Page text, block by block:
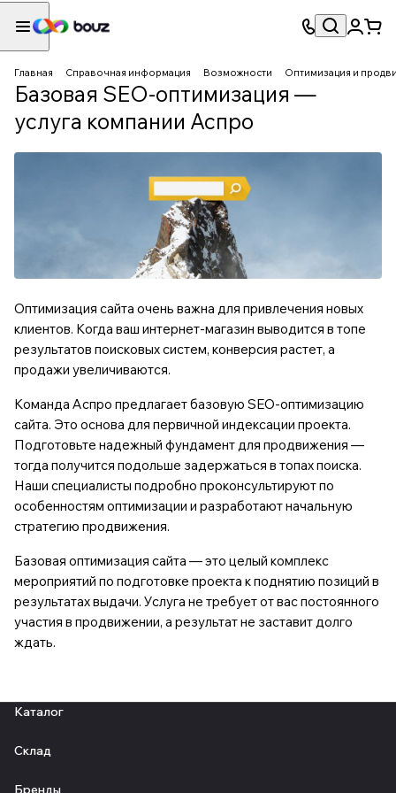
Главная Справочная информация Возможности Оптимизация и
Базовая SEO-оптимизация —
услуга компании Аспро
Оптимизация сайта очень важна для привлечения новых
клиентов. Когда ваш интернет-магазин выводится в топе
результатов поисковых систем, конверсия растет, а
продажи увеличиваются.
Команда Аспро предлагает базовую SEO-оптимизацию
сайта. Это основа для первичной индексации проекта.
Подготовьте надежный фундамент для продвижения —
тогда получится подольше задержаться в топах поиска.
Наши специалисты подробно проконсультируют по
особенностям оптимизации и разработают начальную
стратегию продвижения.
Базовая оптимизация сайта — это целый комплекс
мероприятий по подготовке проекта к поднятию позиций в
результатах выдачи. Услуга не требует от вас постоянного
участия в продвижении, а результат не заставит долго
ждать.
Каталог
Склад
Бренды